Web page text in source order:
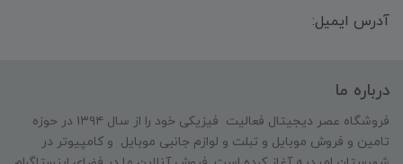
آدرس ایمیل:
درباره ما
فروشگاه عصر دیجیتال فعالیت فیزیکی خود را از سال ۱۳۹۴ در حوزه
تامین و‌ فروش موبایل و تبلت و لوازم جانبی موبایل و کامپیوتر در